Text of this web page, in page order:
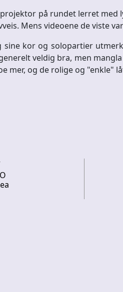
på rundet lerret med
Mens videoene de viste
sine kor og solopartier
veldig bra, men
mer, og de rolige og "enkle"